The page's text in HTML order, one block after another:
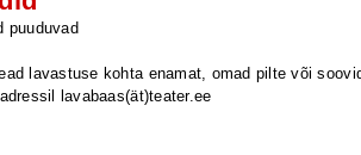
puuduvad
lavastuse kohta enamat, omad pilte või
lavabaas(ät)teater.ee